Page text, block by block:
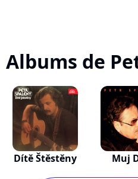
Albums de
Dítě Štěstěny Muj